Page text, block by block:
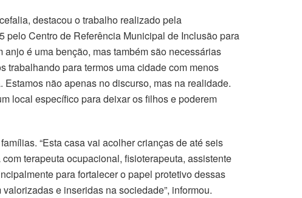
destacou o trabalho realizado pela
pelo Centro de Referência Municipal de Inclusão para
é uma benção, mas também são necessárias
trabalhando para termos uma cidade com menos
não apenas no discurso, mas na realidade.
local específico para deixar os filhos e poderem
“Esta casa vai acolher crianças de até seis
terapeuta ocupacional, fisioterapeuta, assistente
para fortalecer o papel protetivo dessas
e inseridas na sociedade”, informou.